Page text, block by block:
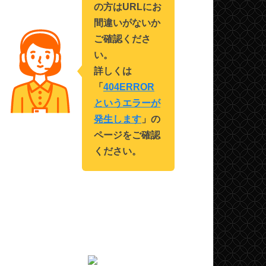
の方はURLにお
間違いがないか
ご確認くださ
い。
詳しくは
「 404ERROR
というエラーが
発生します 」の
ページをご確認
ください。